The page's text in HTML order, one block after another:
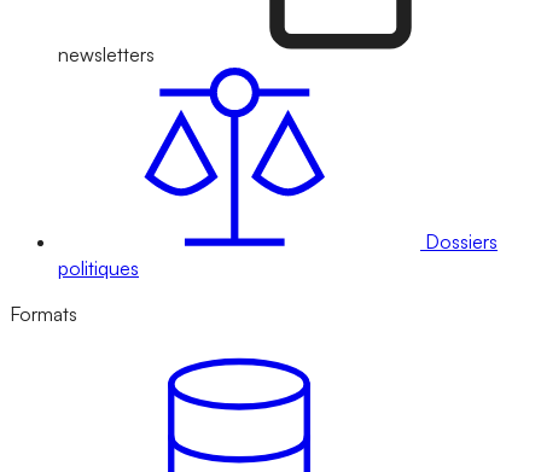
newsletters
Dossiers
politiques
Formats